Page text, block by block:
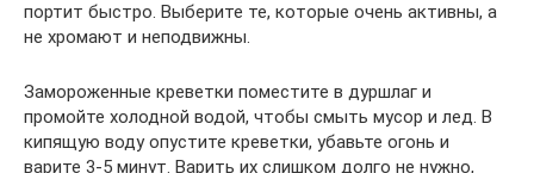
портит быстро. Выберите те, которые очень активны, а
не хромают и неподвижны.
Замороженные креветки поместите в дуршлаг и
промойте холодной водой, чтобы смыть мусор и лед. В
кипящую воду опустите креветки, убавьте огонь и
варите 3-5 минут. Варить их слишком долго не нужно,